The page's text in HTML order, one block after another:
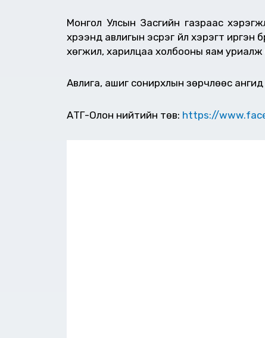
Монгол Улсын Засгийн газраас
хүрээнд авлигын эсрэг үйл хэрэгт иргэн
хөгжил, харилцаа холбооны яам уриалж
Авлига, ашиг сонирхлын зөрчлөөс ангид
АТГ-Олон нийтийн төв: https://